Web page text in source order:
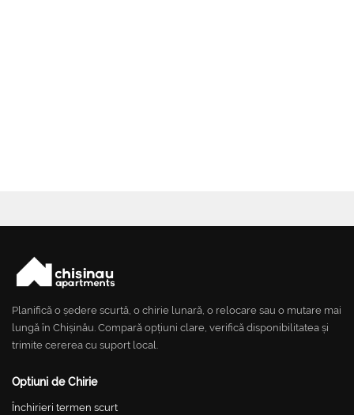
Planifică o ședere scurtă, o chirie lunară, o relocare sau o mutare mai
lungă în Chișinău. Compară opțiuni clare, verifică disponibilitatea și
trimite cererea cu suport local.
Optiuni de Chirie
Închirieri termen scurt